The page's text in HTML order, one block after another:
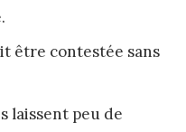
être contestée sans
laissent peu de